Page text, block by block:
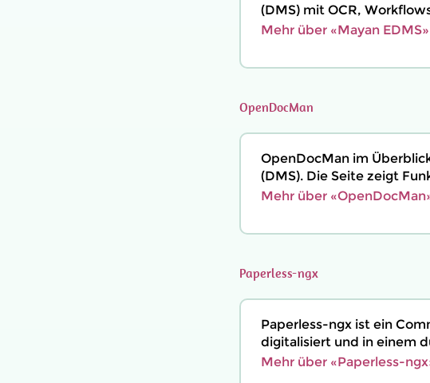
(DMS) mit OCR,
Mehr über «Mayan
OpenDocMan
OpenDocMan im
(DMS). Die Seite zeigt
Mehr über
Paperless-ngx
Paperless-ngx ist ein
digitalisiert und in einem
Mehr über «Paperless-